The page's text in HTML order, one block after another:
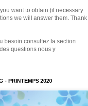
want to obtain (if necessary
we will answer them. Thank
besoin consultez la section
questions nous y
- PRINTEMPS 2020